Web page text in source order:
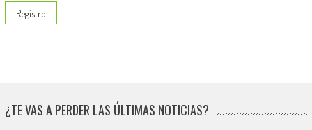
¿TE VAS A PERDER LAS ÚLTIMAS NOTICIAS?